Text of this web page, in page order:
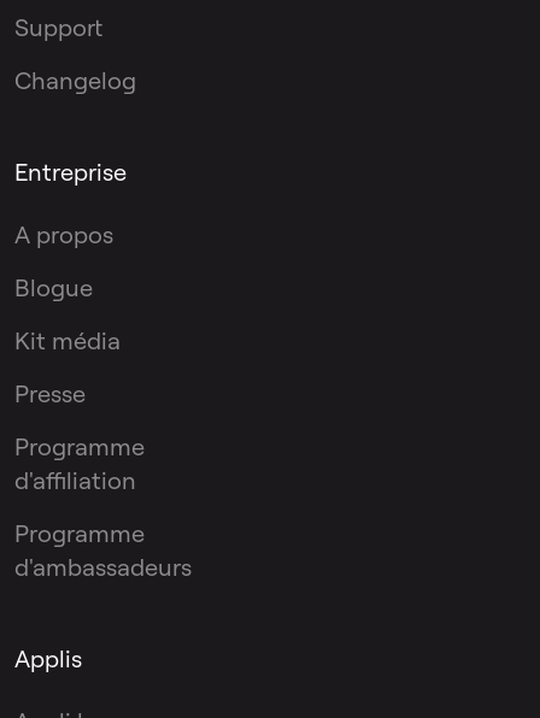
Support
Changelog
Entreprise
A propos
Blogue
Kit média
Presse
Programme
d'affiliation
Programme
d'ambassadeurs
Applis